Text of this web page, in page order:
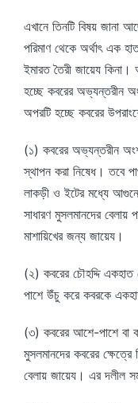
এখানে তিনটি বিষয়
পরিমাণ থেকে অর্থাৎ এক
ইমারত তৈরী জায়েয
হচ্ছে কবরের অভ্যন্তরীন
অপরটি হচ্ছে কবরের
(১) কবরের অভ্যন্তরীন অংশ
স্থাপন করা নিষেধ। তবে
লাকড়ী ও ইটের মধ্যে
সাধারণ মুসলমানদের বেলায়
মাশায়িখের জন্য জায়েয।
(২) কবরের চৌহদ্দি
পাশে উঁচু করে কবরকে
(৩) কবরের আশে-পাশে বা
মুসলমানদের কবরের
বেলায় জায়েয। এর দলীল